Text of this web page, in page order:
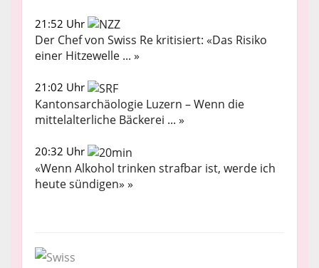
21:52 Uhr
Der Chef von Swiss Re kritisiert: «Das Risiko
einer Hitzewelle ... »
21:02 Uhr
Kantonsarchäologie Luzern – Wenn die
mittelalterliche Bäckerei ... »
20:32 Uhr
«Wenn Alkohol trinken strafbar ist, werde ich
heute sündigen» »